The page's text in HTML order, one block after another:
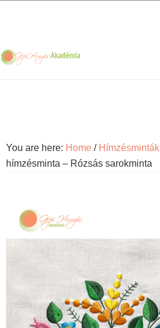
navigation
content
sidebar
You are here: Home / Hímzésminták
hímzésminta – Rózsás sarokminta